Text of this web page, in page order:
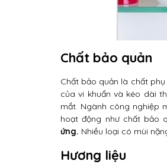
Chất bảo quản
Chất bảo quản là chất
của vi khuẩn và kéo dài
mắt. Ngành công nghiệp
hoạt động như chất bảo
ứng. Nhiều loại có mùi
Hương liệu